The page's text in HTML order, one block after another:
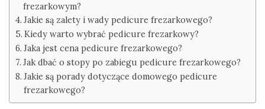
frezarkowym?
Jakie są zalety i wady pedicure frezarkowego?
Kiedy warto wybrać pedicure frezarkowy?
Jaka jest cena pedicure frezarkowego?
Jak dbać o stopy po zabiegu pedicure frezarkowego?
Jakie są porady dotyczące domowego pedicure
frezarkowego?